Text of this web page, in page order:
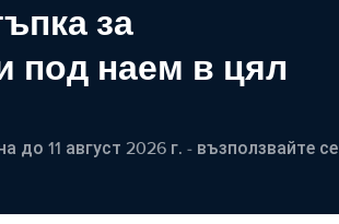
за
под наем в цял
до 11 август 2026 г. - възползвайте се